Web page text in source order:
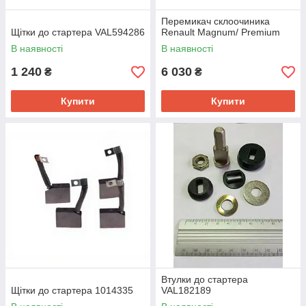
Щітки до стартера VAL594286
В наявності
1 240 ₴
Купити
Перемикач склоочиника
Renault Magnum/ Premium
В наявності
6 030 ₴
Купити
Щітки до стартера 1014335
Втулки до стартера
VAL182189